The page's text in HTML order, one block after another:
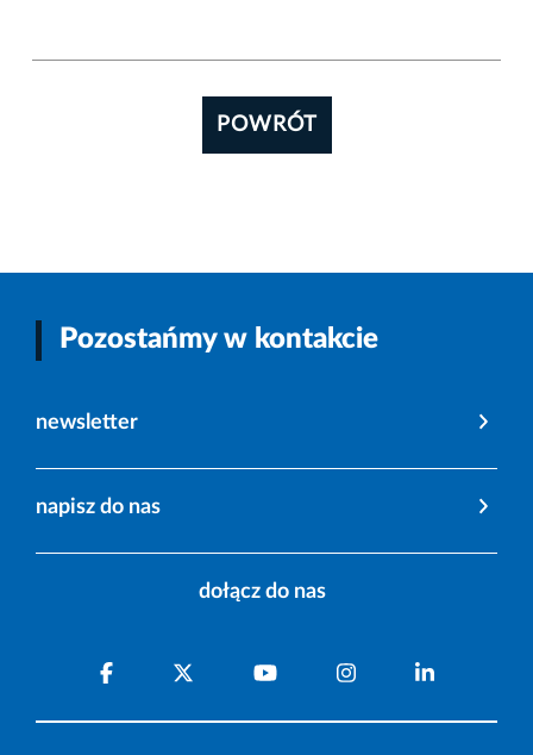
POWRÓT
Pozostańmy w kontakcie
newsletter
napisz do nas
dołącz do nas